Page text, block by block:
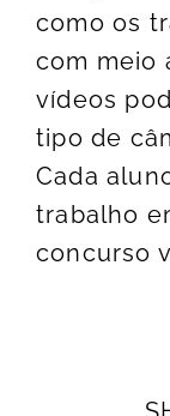
como os
com meio
vídeos
tipo de
Cada
trabalho
concurso